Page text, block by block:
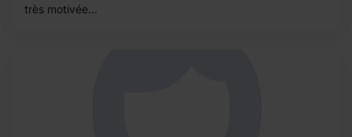
très motivée...